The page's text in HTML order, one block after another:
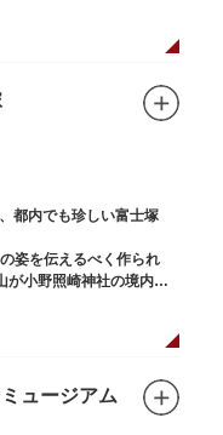
都内でも珍しい富士塚
姿を伝えるべく作られ
が小野照崎神社の境内に
と書かれた石碑や修験道
1日には富士塚に登ること
ュージアム